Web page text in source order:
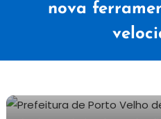
nova